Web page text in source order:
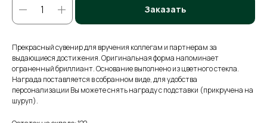
Заказать
Прекрасный сувенир для вручения коллегам и партнерам за
выдающиеся достижения. Оригинальная форма напоминает
ограненный бриллиант. Основание выполнено из цветного стекла.
Награда поставляется в собранном виде, для удобства
персонализации Вы можете снять награду с подставки (прикручена на
шуруп).